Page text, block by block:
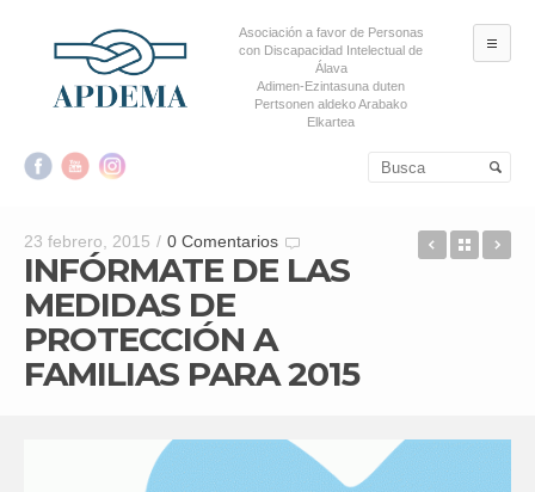
Asociación a favor de Personas
con Discapacidad Intelectual de
Álava
Adimen-Ezintasuna duten
Pertsonen aldeko Arabako
Elkartea
secundario
23 febrero, 2015 / 0 Comentarios
INFÓRMATE DE LAS
MEDIDAS DE
PROTECCIÓN A
FAMILIAS PARA 2015
EL Back